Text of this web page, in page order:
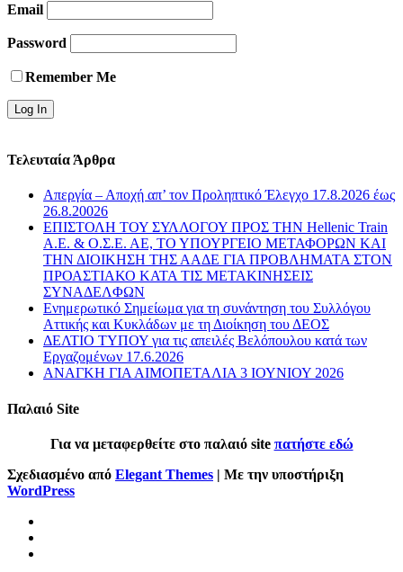
Email
Password
Remember Me
Τελευταία Άρθρα
Απεργία – Αποχή απ’ τον Προληπτικό Έλεγχο 17.8.2026 έως
26.8.20026
ΕΠΙΣΤΟΛΗ ΤΟΥ ΣΥΛΛΟΓΟΥ ΠΡΟΣ ΤΗΝ Hellenic Train
Α.Ε. & Ο.Σ.Ε. ΑΕ, ΤΟ ΥΠΟΥΡΓΕΙΟ ΜΕΤΑΦΟΡΩΝ ΚΑΙ
ΤΗΝ ΔΙΟΙΚΗΣΗ ΤΗΣ ΑΑΔΕ ΓΙΑ ΠΡΟΒΛΗΜΑΤΑ ΣΤΟΝ
ΠΡΟΑΣΤΙΑΚΟ ΚΑΤΑ ΤΙΣ ΜΕΤΑΚΙΝΗΣΕΙΣ
ΣΥΝΑΔΕΛΦΩΝ
Ενημερωτικό Σημείωμα για τη συνάντηση του Συλλόγου
Αττικής και Κυκλάδων με τη Διοίκηση του ΔΕΟΣ
ΔΕΛΤΙΟ ΤΥΠΟΥ για τις απειλές Βελόπουλου κατά των
Εργαζομένων 17.6.2026
ΑΝΑΓΚΗ ΓΙΑ ΑΙΜΟΠΕΤΑΛΙΑ 3 ΙΟΥΝΙΟΥ 2026
Παλαιό Site
Για να μεταφερθείτε στο παλαιό site πατήστε εδώ
Σχεδιασμένο από Elegant Themes | Με την υποστήριξη
WordPress